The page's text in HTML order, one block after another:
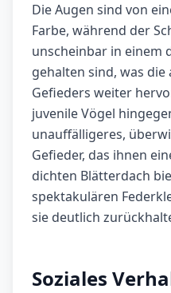
Die Augen sind von
Farbe, während der
unscheinbar in einem
gehalten sind, was
Gefieders weiter
juvenile Vögel
unauffälligeres,
Gefieder, das ihnen
dichten Blätterdach
spektakulären
sie deutlich
Soziales